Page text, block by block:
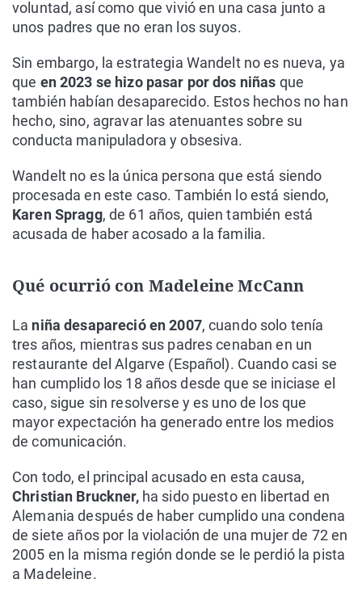
voluntad, así como que vivió en una casa junto a
unos padres que no eran los suyos.
Sin embargo, la estrategia Wandelt no es nueva, ya
que en 2023 se hizo pasar por dos niñas que
también habían desaparecido. Estos hechos no han
hecho, sino, agravar las atenuantes sobre su
conducta manipuladora y obsesiva.
Wandelt no es la única persona que está siendo
procesada en este caso. También lo está siendo,
Karen Spragg, de 61 años, quien también está
acusada de haber acosado a la familia.
Qué ocurrió con Madeleine McCann
La niña desapareció en 2007, cuando solo tenía
tres años, mientras sus padres cenaban en un
restaurante del Algarve (Español). Cuando casi se
han cumplido los 18 años desde que se iniciase el
caso, sigue sin resolverse y es uno de los que
mayor expectación ha generado entre los medios
de comunicación.
Con todo, el principal acusado en esta causa,
Christian Bruckner, ha sido puesto en libertad en
Alemania después de haber cumplido una condena
de siete años por la violación de una mujer de 72 en
2005 en la misma región donde se le perdió la pista
a Madeleine.